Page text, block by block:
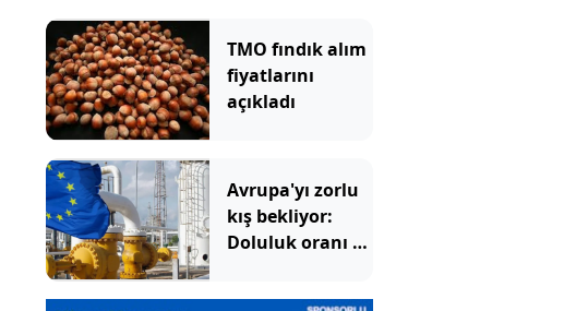
TMO fındık alım
fiyatlarını
açıkladı
Avrupa'yı zorlu
kış bekliyor:
Doluluk oranı 15
düşüğünde